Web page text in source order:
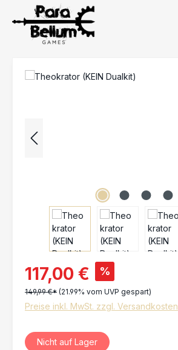
Bildergalerie überspringen
117,00 € %
149,99 €* (21.99% vom UVP gespart)
Preise inkl. MwSt. zzgl. Versandkosten
Nicht auf Lager